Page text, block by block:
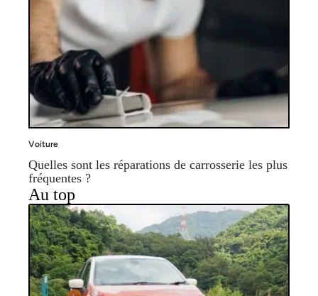
Voiture
Quelles sont les réparations de carrosserie les plus
fréquentes ?
Au top